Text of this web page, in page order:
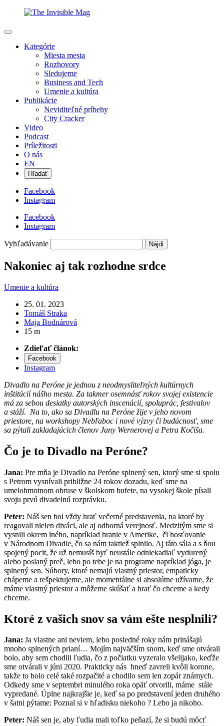
Kategórie
Miesta mesta
Rozhovory
Sledujeme
Business and Tech
Umenie a kultúra
Publikácie
Neviditeľné príbehy
City Cracker
Video
Podcast
Príležitosti
O nás
EN
Hľadať
Facebook
Instagram
Facebook
Instagram
Vyhľadávanie
Nakoniec aj tak rozhodne srdce
Umenie a kultúra
25. 01. 2023
Tomáš Straka
Maja Bodnárová
15 m
Zdieľať článok:
Facebook
Instagram
Divadlo na Peróne je jednou z neodmysliteľných kultúrnych
inštitúcií nášho mesta. Za takmer osemnásť rokov svojej existencie
má za sebou desiatky autorských inscenácií, spoluprác, festivalov
a stáží. Na to, ako sa Divadlu na Peróne žije v jeho novom
priestore, na workshopy Nebľaboc i nové výzvy či budúcnosť, sme
sa pýtali zakladajúcich členov Jany Wernerovej a Petra Kočiša.
Čo je to Divadlo na Peróne?
Jana: Pre mňa je Divadlo na Peróne splnený sen, ktorý sme si spolu
s Petrom vysnívali približne 24 rokov dozadu, keď sme na
umelohmotnom obruse v školskom bufete, na vysokej škole písali
svoju prvú divadelnú rozprávku.
Peter: Náš sen bol vždy hrať večerné predstavenia, na ktoré by
reagovali nielen diváci, ale aj odborná verejnosť. Medzitým sme si
vysnili okrem iného, napríklad hranie v Amerike, či hosťovanie
v Národnom Divadle, čo sa nám taktiež splnilo. Aj táto sála a s ňou
spojený pocit, že už nemusíš byť neustále odniekadiaľ vydurený
alebo poslaný preč, lebo po tebe je na programe napríklad jóga, je
splnený sen. Súbory, ktoré nemajú vlastný priestor, empaticky
chápeme a rešpektujeme, ale momentálne si absolútne užívame, že
máme vlastný priestor a môžeme skúšať a hrať čo chceme a kedy
chceme.
Ktoré z vašich snov sa vám ešte nesplnili?
Jana: Ja vlastne ani neviem, lebo posledné roky nám prinášajú
mnoho splnených prianí… Mojím najväčším snom, keď sme otvárali
bolo, aby sem chodili ľudia, čo z počiatku vyzeralo všelijako, keďže
sme otvárali v júni 2020. Prakticky nás hneď zavreli kvôli korone,
takže to bolo celé také rozpačité a chodilo sem len zopár známych.
Odkedy sme v septembri minulého roka opäť otvorili, máme stále
vypredané. Úplne najkrajšie je, keď sa po predstavení jeden druhého
v šatni pýtame: Poznal si v hľadisku niekoho ? Lebo ja nikoho.
Peter: Náš sen je, aby ľudia mali toľko peňazí, že si budú môcť